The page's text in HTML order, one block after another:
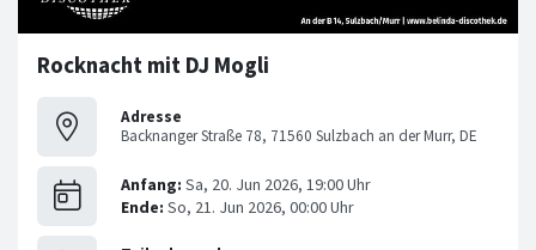
Rocknacht mit DJ Mogli
Adresse
Backnanger Straße 78, 71560 Sulzbach an der Murr, DE